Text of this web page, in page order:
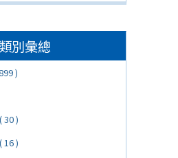
別彙總
)
( 30 )
( 16 )